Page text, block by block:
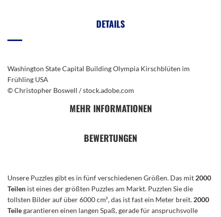
DETAILS
Washington State Capital Building Olympia Kirschblüten im
Frühling USA
© Christopher Boswell / stock.adobe.com
MEHR INFORMATIONEN
BEWERTUNGEN
Unsere Puzzles gibt es in fünf verschiedenen Größen. Das mit 2000
Teilen ist eines der größten Puzzles am Markt. Puzzlen Sie die
tollsten Bilder auf über 6000 cm², das ist fast ein Meter breit. 2000
Teilegarantieren einen langen Spaß, gerade für anspruchsvolle